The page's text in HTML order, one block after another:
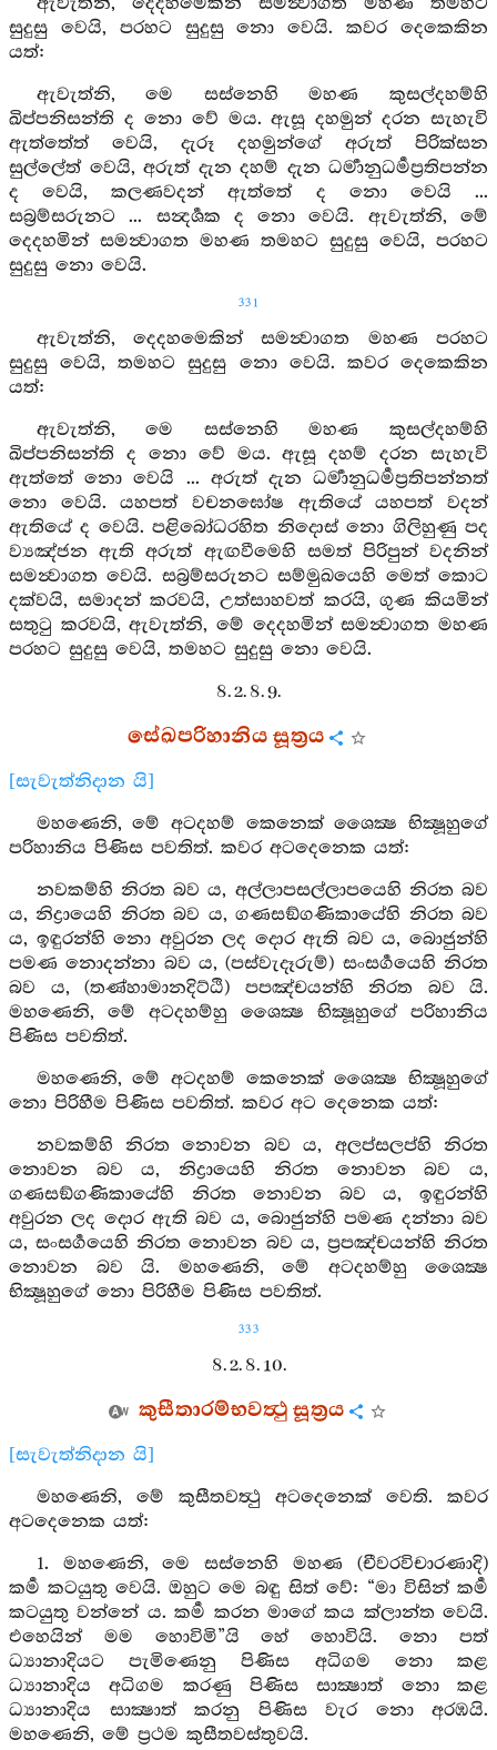
සුදුසු වෙයි, පරහට සුදුසු නො වෙයි. කවර දෙකෙකින
යත්:
ඇවැත්නි, මෙ සස්නෙහි මහණ කුසල්දහම්හි
ඛිප්පනිසන්ති ද නො වේ මය. ඇසූ දහමුන් දරන සැහැවි
ඇත්තේත් වෙයි, දැරූ දහමුන්ගේ අරුත් පිරික්සන
සුල්ලේත් වෙයි, අරුත් දැන දහම් දැන ධර්‍මානුධර්‍මප්‍රතිපන්න
ද වෙයි, කලණවදන් ඇත්තේ ද නො වෙයි ...
සබ්‍රම්සරුනට ... සන්‍දර්‍ශක ද නො වෙයි. ඇවැත්නි, මේ
දෙදහමින් සමන්‍වාගත මහණ තමහට සුදුසු වෙයි, පරහට
සුදුසු නො වෙයි.
331
ඇවැත්නි, දෙදහමෙකින් සමන්‍වාගත මහණ පරහට
සුදුසු වෙයි, තමහට සුදුසු නො වෙයි. කවර දෙකෙකින
යත්:
ඇවැත්නි, මෙ සස්නෙහි මහණ කුසල්දහම්හි
ඛිප්පනිසන්ති ද නො වේ මය. ඇසූ දහම් දරන සැහැවි
ඇත්තේ නො වෙයි ... අරුත් දැන ධර්‍මානුධර්‍මප්‍රතිපන්නත්
නො වෙයි. යහපත් වචනඝෝෂ ඇතියේ යහපත් වදන්
ඇතියේ ද වෙයි. පළිබෝධරහිත නිදොස් නො ගිලිහුණු පද
ව්‍යඤ්ජන ඇති අරුත් ඇඟවීමෙහි සමත් පිරිපුන් වදනින්
සමන්‍වාගත වෙයි. සබ්‍රම්සරුනට සම්මුඛයෙහි මෙත් කොට
දක්වයි, සමාදන් කරවයි, උත්සාහවත් කරයි, ගුණ කියමින්
සතුටු කරවයි, ඇවැත්නි, මේ දෙදහමින් සමන්‍වාගත මහණ
පරහට සුදුසු වෙයි, තමහට සුදුසු නො වෙයි.
8. 2. 8. 9.
සේඛපරිහානිය සූත්‍රය
[සැවැත්නිදාන යි]
මහණෙනි, මේ අටදහම් කෙනෙක් ශෛක්‍ෂ භික්‍ෂූහුගේ
පරිහානිය පිණිස පවතිත්. කවර අටදෙනෙක යත්:
නවකම්හි නිරත බව ය, අල්ලාපසල්ලාපයෙහි නිරත බව
ය, නිද්‍රායෙහි නිරත බව ය, ගණසඞ්ගණිකායේහි නිරත බව
ය, ඉඳුරන්හි නො අවුරන ලද දොර ඇති බව ය, බොජුන්හි
පමණ නොදන්නා බව ය, (පස්වැදෑරුම්) සංසර්‍ගයෙහි නිරත
බව ය, (තණ්හාමානදිට්ඨි) පපඤ්චයන්හි නිරත බව යි.
මහණෙනි, මේ අටදහම්හු ශෛක්‍ෂ භික්‍ෂූහුගේ පරිහානිය
පිණිස පවතිත්.
මහණෙනි, මේ අටදහම් කෙනෙක් ශෛක්‍ෂ භික්‍ෂූහුගේ
නො පිරිහීම පිණිස පවතිත්. කවර අට දෙනෙක යත්:
නවකම්හි නිරත නොවන බව ය, අලප්සලප්හි නිරත
නොවන බව ය, නිද්‍රායෙහි නිරත නොවන බව ය,
ගණසඞ්ගණිකායේහි නිරත නොවන බව ය, ඉඳුරන්හි
අවුරන ලද දොර ඇති බව ය, බොජුන්හි පමණ දන්නා බව
ය, සංසර්‍ගයෙහි නිරත නොවන බව ය, ප්‍රපඤ්චයන්හි නිරත
නොවන බව යි. මහණෙනි, මේ අටදහම්හු ශෛක්‍ෂ
භික්‍ෂූහුගේ නො පිරිහීම පිණිස පවතිත්.
333
8. 2. 8. 10.
කුසීතාරම්භවත්‍ථු සූත්‍රය
[සැවැත්නිදාන යි]
මහණෙනි, මේ කුසීතවත්‍ථු අටදෙනෙක් වෙති. කවර
අටදෙනෙක යත්:
1. මහණෙනි, මෙ සස්නෙහි මහණ (චීවරවිචාරණාදි)
කර්‍ම කටයුතු වෙයි. ඔහුට මෙ බඳු සිත් වේ: “මා විසින් කර්‍ම
කටයුතු වන්නේ ය. කර්‍ම කරන මාගේ කය ක්ලාන්ත වෙයි.
එහෙයින් මම හොවිමි”යි හේ හොවියි. නො පත්
ධ්‍යානාදියට පැමිණෙනු පිණිස අධිගම නො කළ
ධ්‍යානාදිය අධිගම කරණු පිණිස සාක්‍ෂාත් නො කළ
ධ්‍යානාදිය සාක්‍ෂාත් කරනු පිණිස වැර නො අරඹයි.
මහණෙනි, මේ ප්‍රථම කුසීතවස්තුවයි.